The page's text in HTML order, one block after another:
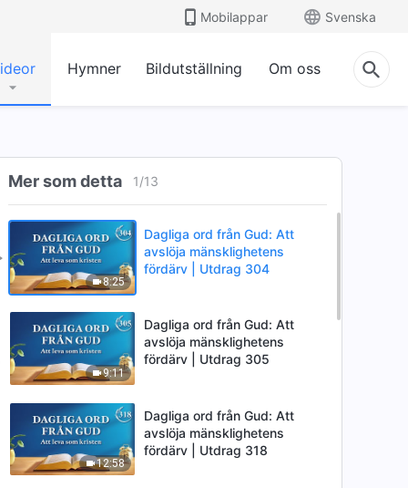
Mobilappar Svenska
Hymner Bildutställning Om oss
Mer som detta 1/13
8:25
Dagliga ord från Gud: Att
avslöja mänsklighetens
fördärv | Utdrag 304
9:11
Dagliga ord från Gud: Att
avslöja mänsklighetens
fördärv | Utdrag 305
12:58
Dagliga ord från Gud: Att
avslöja mänsklighetens
fördärv | Utdrag 318